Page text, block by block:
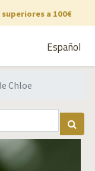
a 100€
Español
Chloe